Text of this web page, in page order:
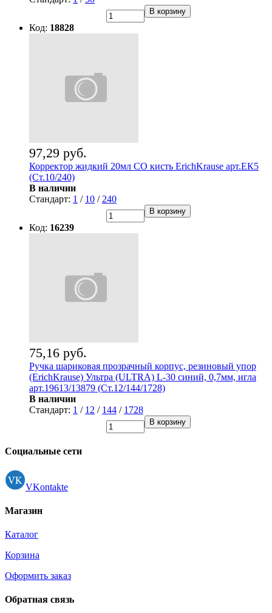
В корзину
Код: 18828
97,29 руб.
Корректор жидкий 20мл СО кисть ErichKrause арт.ЕК5
(Ст.10/240)
В наличии
Стандарт: 1 / 10 / 240
В корзину
Код: 16239
75,16 руб.
Ручка шариковая прозрачный корпус, резиновый упор
(ErichKrause) Ультра (ULTRA) L-30 синий, 0,7мм, игла
арт.19613/13879 (Ст.12/144/1728)
В наличии
Стандарт: 1 / 12 / 144 / 1728
В корзину
Социальные сети
VKontakte
Магазин
Каталог
Корзина
Оформить заказ
Обратная связь